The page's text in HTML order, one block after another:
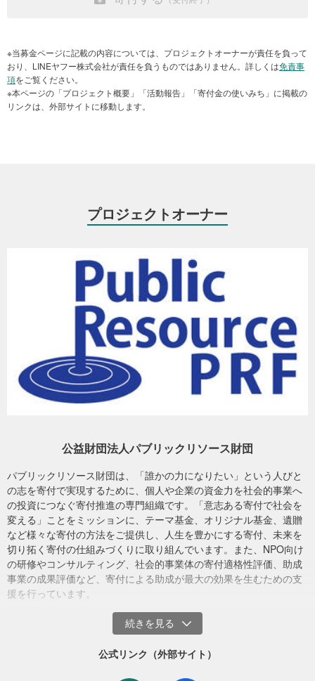
※当団体からの領収書発送時期：2021年1月～12月までのご寄付は、
※Ｔポイントによるご寄付の場合は領収書発行の対象外ですのでご留
意ください。
領収書発行に関するお問い合わせは、下記の団体窓口までお問い合
わせください。
による第3者委員会での審査を経て選ばれたNPO法人や一般社団法
人等の団体に助成金として交付されます。
助成金は、採択された団体において、コロナ禍の雇用喪失などによ
り生活困窮に陥った人々の生活を守る事業や、アルバイトができな
いなどにより収入が減り生活が困難な学生を支援する活動費等とし
ての使途を想定しています。
助成に関する情報は、下記特設サイトをご覧ください。
コロナ寄付プロジェクト（パブリックリソース財団公式サイト）
#新型コロナウイルス緊急支援
※当募金ページに記載の内容については、プロジェクトオーナーが責任を負って
おり、LINEヤフー株式会社が責任を負うものではありません。詳しくは免責事
項をご覧ください。
※本ページの「プロジェクト概要」「活動報告」「寄付金の使いみち」に掲載の
リンクは、外部サイトに移動します。
プロジェクトオーナー
公益財団法人パブリックリソース財団
パブリックリソース財団は、「誰かの力になりたい」という人びと
の志を寄付で実現するために、個人や企業の資金力を社会的事業へ
の投資につなぐ寄付推進の専門組織です。「意志ある寄付で社会を
変える」ことをミッションに、テーマ基金、オリジナル基金、遺贈
など様々な寄付の方法をご提供し、人生を豊かにする寄付、未来を
切り拓く寄付の仕組みづくりに取り組んでいます。また、NPO向け
の研修やコンサルティング、社会的事業体の寄付適格性評価、助成
事業の成果評価など、寄付による助成が最大の効果を生むための支
援を行っています。
公式リンク（外部サイト）